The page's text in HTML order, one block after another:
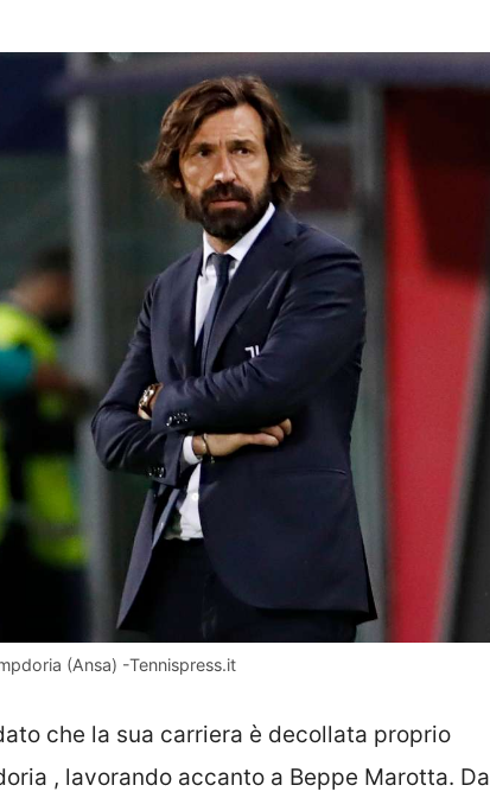
(Ansa) -Tennispress.it
che la sua carriera è decollata proprio
, lavorando accanto a Beppe Marotta. Da